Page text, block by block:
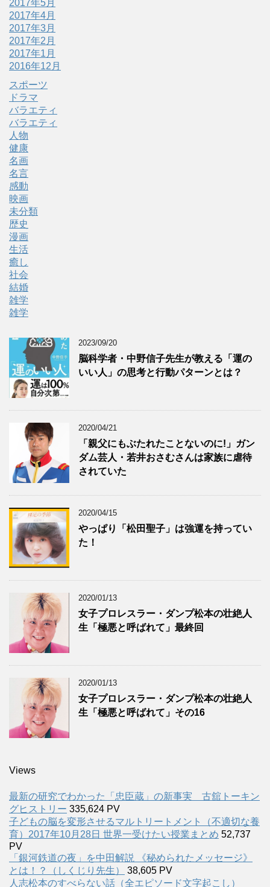
2017年5月
2017年4月
2017年3月
2017年2月
2017年1月
2016年12月
スポーツ
ドラマ
バラエティ
バラエティ
人物
健康
名画
名言
感動
映画
未分類
歴史
漫画
生活
癒し
社会
結婚
雑学
雑学
2023/09/20
脳科学者・中野信子先生が教える「運の
いい人」の思考と行動パターンとは？
2020/04/21
「親父にもぶたれたことないのに!」ガン
ダム芸人・若井おさむさんは家族に虐待
されていた
2020/04/15
やっぱり「松田聖子」は強運を持ってい
た！
2020/01/13
女子プロレスラー・ダンプ松本の壮絶人
生「極悪と呼ばれて」最終回
2020/01/13
女子プロレスラー・ダンプ松本の壮絶人
生「極悪と呼ばれて」その16
Views
最新の研究でわかった「忠臣蔵」の新事実 古舘トーキン
グヒストリー 335,624 PV
子どもの脳を変形させるマルトリートメント（不適切な養
育）2017年10月28日 世界一受けたい授業まとめ 52,737
PV
「銀河鉄道の夜」を中田解説 《秘められたメッセージ》
とは！？（しくじり先生）
38,605 PV
人志松本のすべらない話（全エピソード文字起こし）